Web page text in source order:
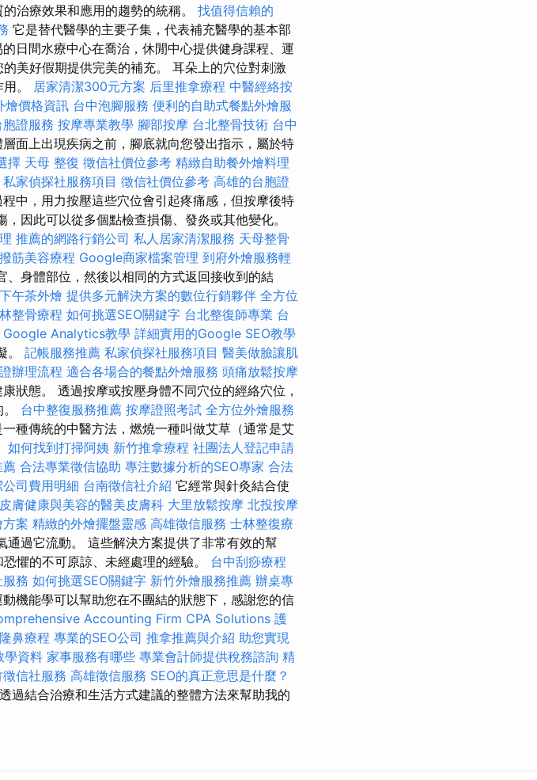
治療效果和應用的趨勢的統稱。 找值得信賴的
它是替代醫學的主要子集，代表補充醫學的基本部
日間水療中心在喬治，休閒中心提供健身課程、運
美好假期提供完美的補充。 耳朵上的穴位對刺激
。 居家清潔300元方案 后里推拿療程 中醫經絡按
價格資訊 台中泡腳服務 便利的自助式餐點外燴服
證服務 按摩專業教學 腳部按摩 台北整骨技術 台中
面上出現疾病之前，腳底就向您發出指示，屬於特
擇 天母 整復 徵信社價位參考 精緻自助餐外燴料理
私家偵探社服務項目 徵信社價位參考 高雄的台胞證
中，用力按壓這些穴位會引起疼痛感，但按摩後特
因此可以從多個點檢查損傷、發炎或其他變化。
推薦的網路行銷公司 私人居家清潔服務 天母整骨
撥筋美容療程 Google商家檔案管理 到府外燴服務輕
身體部位，然後以相同的方式返回接收到的結
午茶外燴 提供多元解決方案的數位行銷夥伴 全方位
整骨療程 如何挑選SEO關鍵字 台北整復師專業 台
Google Analytics教學 詳細實用的Google SEO教學
。 記帳服務推薦 私家偵探社服務項目 醫美做臉讓肌
辦理流程 適合各場合的餐點外燴服務 頭痛放鬆按摩
狀態。 透過按摩或按壓身體不同穴位的經絡穴位，
台中整復服務推薦 按摩證照考試 全方位外燴服務
種傳統的中醫方法，燃燒一種叫做艾草（通常是艾
如何找到打掃阿姨 新竹推拿療程 社團法人登記申請
薦 合法專業徵信協助 專注數據分析的SEO專家 合法
司費用明細 台南徵信社介紹 它經常與針灸結合使
膚健康與美容的醫美皮膚科 大里放鬆按摩 北投按摩
案 精緻的外燴擺盤靈感 高雄徵信服務 士林整復療
過它流動。 這些解決方案提供了非常有效的幫
懼的不可原諒、未經處理的經驗。 台中刮痧療程
務 如何挑選SEO關鍵字 新竹外燴服務推薦 辦桌專
動機能學可以幫助您在不團結的狀態下，感謝您的信
Accounting Firm CPA Solutions 護
鼻療程 專業的SEO公司 推拿推薦與介紹 助您實現
學資料 家事服務有哪些 專業會計師提供稅務諮詢 精
徵信社服務 高雄徵信服務 SEO的真正意思是什麼？
過結合治療和生活方式建議的整體方法來幫助我的